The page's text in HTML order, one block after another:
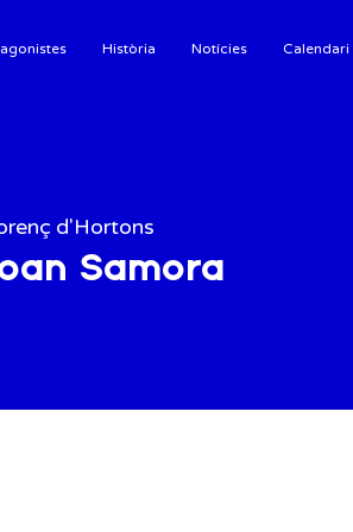
Història Notícies Calendari
d'Hortons
Samora